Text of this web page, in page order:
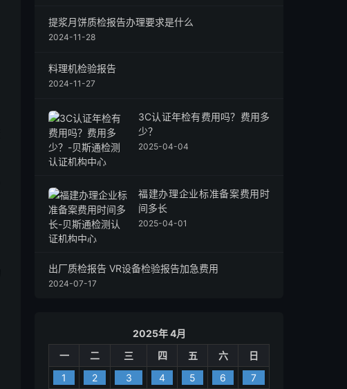
提浆月饼质检报告办理要求是什么
2024-11-28
料理机检验报告
2024-11-27
3C认证年检有费用吗？费用多
少？
2025-04-04
福建办理企业标准备案费用时
间多长
2025-04-01
出厂质检报告 VR设备检验报告加急费用
2024-07-17
2025年 4月
一
二 三 四 五 六
日
1
2 3 4 5 6
7